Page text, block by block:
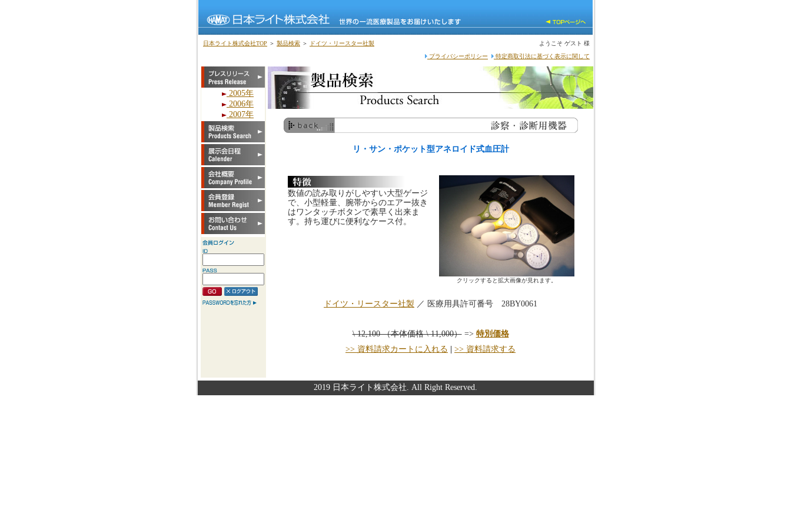
日本ライト株式会社TOP ＞ 製品検索 ＞ ドイツ・リースター社製
ようこそ ゲスト 様
プライバシーポリシー
特定商取引法に基づく表示に関して
2005年
2006年
2007年
リ・サン・ポケット型アネロイド式血圧計
数値の読み取りがしやすい大型ゲージ
で、小型軽量、腕帯からのエアー抜き
はワンタッチボタンで素早く出来ま
す。持ち運びに便利なケース付。
クリックすると拡大画像が見れます。
ドイツ・リースター社製 ／ 医療用具許可番号 28BY0061
\ 12,100 （本体価格 \ 11,000）=> 特別価格
>> 資料請求カートに入れる
>> 資料請求する
2019 日本ライト株式会社. All Right Reserved.